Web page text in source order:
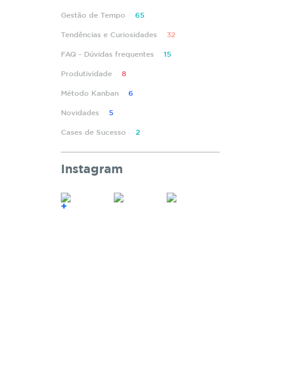
Gestão de Tempo 65
Tendências e Curiosidades 32
FAQ - Dúvidas frequentes 15
Produtividade 8
Método Kanban 6
Novidades 5
Cases de Sucesso 2
Instagram
+